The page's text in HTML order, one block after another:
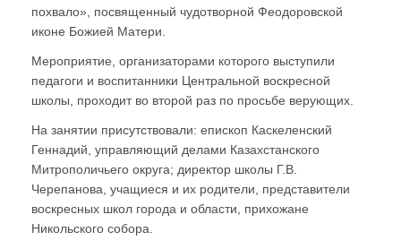
похвало», посвященный чудотворной Феодоровской
иконе Божией Матери.
Мероприятие, организаторами которого выступили
педагоги и воспитанники Центральной воскресной
школы, проходит во второй раз по просьбе верующих.
На занятии присутствовали: епископ Каскеленский
Геннадий, управляющий делами Казахстанского
Митрополичьего округа; директор школы Г.В.
Черепанова, учащиеся и их родители, представители
воскресных школ города и области, прихожане
Никольского собора.